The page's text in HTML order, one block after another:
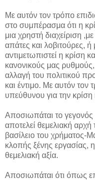
Με αυτόν τον τρόπο
στο συμπέρασμα ότι η
μια χρηστή διαχείριση
απάτες και λοβιτούρες, ή
αντιμετωπιστεί η κρίση
κανονικούς μας ρυθμούς,
αλλαγή του πολιτικού
και έντιμο. Με αυτόν τον
υπεύθυνου για την κρίση
Αποσιωπάται το γεγονός
αποτελεί θεμελιακή
βασίλειο του χρήματος-
κλοπής ξένης εργασίας,
θεμελιακή αξία.
Αποσιωπάται ότι όπως